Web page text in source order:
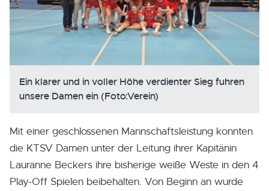
Ein klarer und in voller Höhe verdienter Sieg fuhren
unsere Damen ein (Foto:Verein)
Mit einer geschlossenen Mannschaftsleistung konnten
die KTSV Damen unter der Leitung ihrer Kapitänin
Lauranne Beckers ihre bisherige weiße Weste in den 4
Play-Off Spielen beibehalten. Von Beginn an wurde